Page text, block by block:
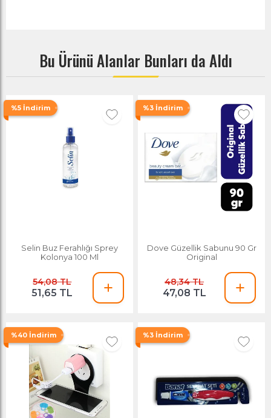
Bu Ürünü Alanlar Bunları da Aldı
%5 İndirim
Selin Buz Ferahlığı Sprey
Kolonya 100 Ml
54,08 TL
51,65 TL
%3 İndirim
Dove Güzellik Sabunu 90 Gr
Original
48,34 TL
47,08 TL
%40 İndirim %3 İndirim